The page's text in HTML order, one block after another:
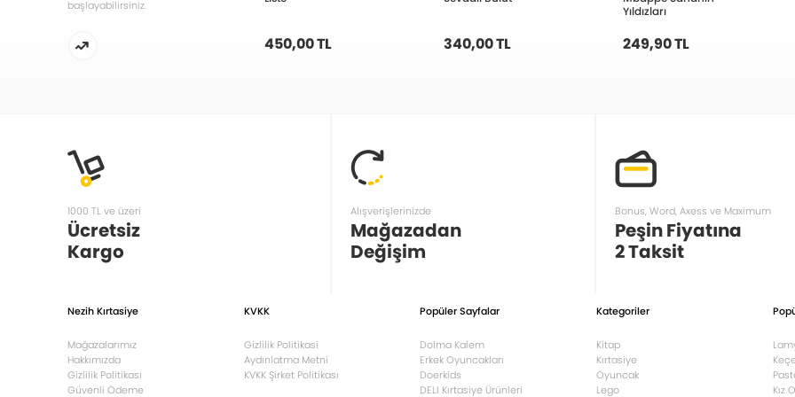
başlayabilirsiniz.
450,00 TL 340,00 TL
Yıldızları
249,90 TL
1000 TL ve üzeri
Ücretsiz
Kargo
Alışverişlerinizde
Mağazadan
Değişim
Bonus, Word, Axess ve Maximum
Peşin Fiyatına
2 Taksit
Nezih Kırtasiye
Mağazalarımız
Hakkımızda
Gizlilik Politikası
Güvenli Ödeme
KVKK
Gizlilik Politikasi
Aydınlatma Metni
KVKK Şirket Politikası
Popüler Sayfalar
Dolma Kalem
Erkek Oyuncakları
Doerkids
DELI Kırtasiye Ürünleri
Kategoriler
Kitap
Kırtasiye
Oyuncak
Lego
Kız